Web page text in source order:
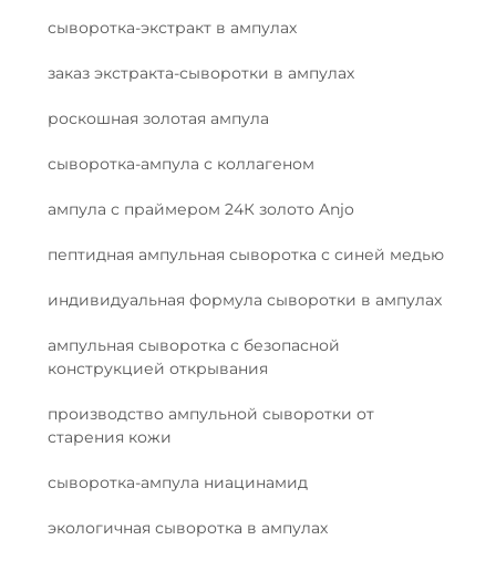
сыворотка-экстракт в ампулах
заказ экстракта-сыворотки в ампулах
роскошная золотая ампула
сыворотка-ампула с коллагеном
ампула с праймером 24К золото Anjo
пептидная ампульная сыворотка с синей медью
индивидуальная формула сыворотки в ампулах
ампульная сыворотка с безопасной
конструкцией открывания
производство ампульной сыворотки от
старения кожи
сыворотка-ампула ниацинамид
экологичная сыворотка в ампулах